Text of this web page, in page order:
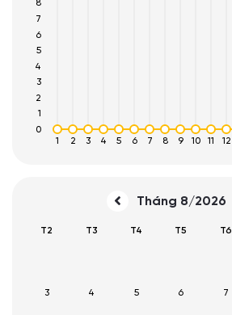
1 2 3 4 5 6 7 8 9 10 11 12
0
1
2
3
4
5
6
7
8
Tháng 8/2026
T2 T3 T4 T5 T6
3 4 5 6 7